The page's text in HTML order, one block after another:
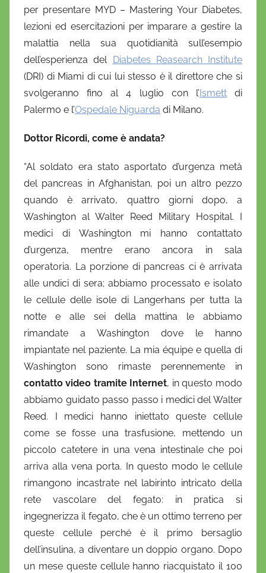
per presentare MYD – Mastering Your Diabetes,
lezioni ed esercitazioni per imparare a gestire la
malattia nella sua quotidianità sull’esempio
dell’esperienza del Diabetes Reasearch Institute
(DRI) di Miami di cui lui stesso è il direttore che si
svolgeranno fino al 4 luglio con l’ Ismettdi
Palermo e l’Ospedale Niguarda di Milano.
Dottor Ricordi, come è andata?
“Al soldato era stato asportato d’urgenza metà
del pancreas in Afghanistan, poi un altro pezzo
quando è arrivato, quattro giorni dopo, a
Washington al Walter Reed Military Hospital. I
medici di Washington mi hanno contattato
d’urgenza, mentre erano ancora in sala
operatoria. La porzione di pancreas ci è arrivata
alle undici di sera; abbiamo processato e isolato
le cellule delle isole di Langerhans per tutta la
notte e alle sei della mattina le abbiamo
rimandate a Washington dove le hanno
impiantate nel paziente. La mia équipe e quella di
Washington sono rimaste perennemente in
contatto video tramite Internet, in questo modo
abbiamo guidato passo passo i medici del Walter
Reed. I medici hanno iniettato queste cellule
come se fosse una trasfusione, mettendo un
piccolo catetere in una vena intestinale che poi
arriva alla vena porta. In questo modo le cellule
rimangono incastrate nel labirinto intricato della
rete vascolare del fegato: in pratica si
ingegnerizza il fegato, che è un ottimo terreno per
queste cellule perché è il primo bersaglio
dell’insulina, a diventare un doppio organo. Dopo
un mese queste cellule hanno riacquistato il 100